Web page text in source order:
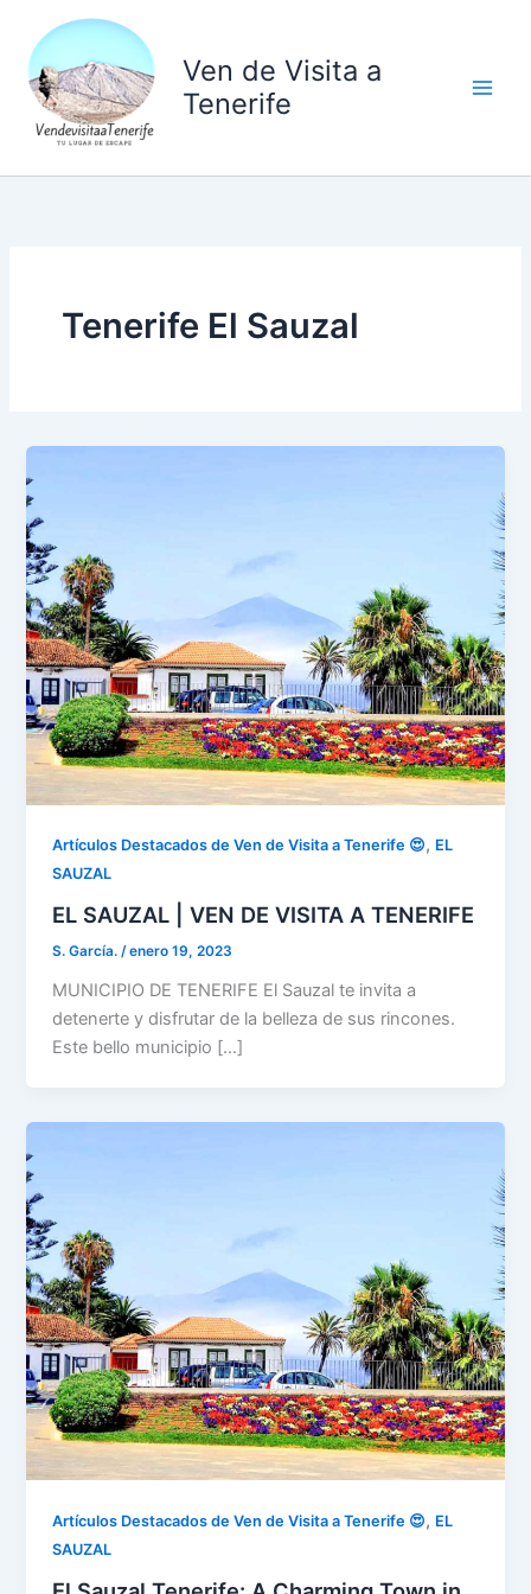
contenido
Ven de Visita a
Tenerife
Tenerife El Sauzal
Artículos Destacados de Ven de Visita a Tenerife 😍, EL
SAUZAL
EL SAUZAL | VEN DE VISITA A TENERIFE
S. García./enero 19, 2023
MUNICIPIO DE TENERIFE El Sauzal te invita a
detenerte y disfrutar de la belleza de sus rincones.
Este bello municipio […]
Artículos Destacados de Ven de Visita a Tenerife 😍, EL
SAUZAL